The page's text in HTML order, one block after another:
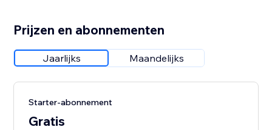
Prijzen en abonnementen
Jaarlijks Maandelijks
Starter-abonnement
Gratis